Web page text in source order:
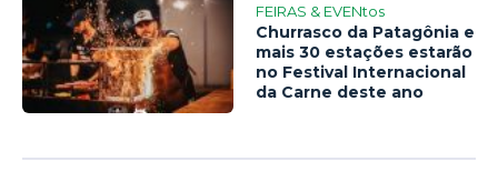
FEIRAS & EVENtos
Churrasco da Patagônia e
mais 30 estações estarão
no Festival Internacional
da Carne deste ano